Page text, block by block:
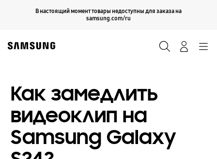
В настоящий момент товары недоступны для заказа на
samsung.com/ru
Продолжить
Как замедлить
видеоклип на
Samsung Galaxy